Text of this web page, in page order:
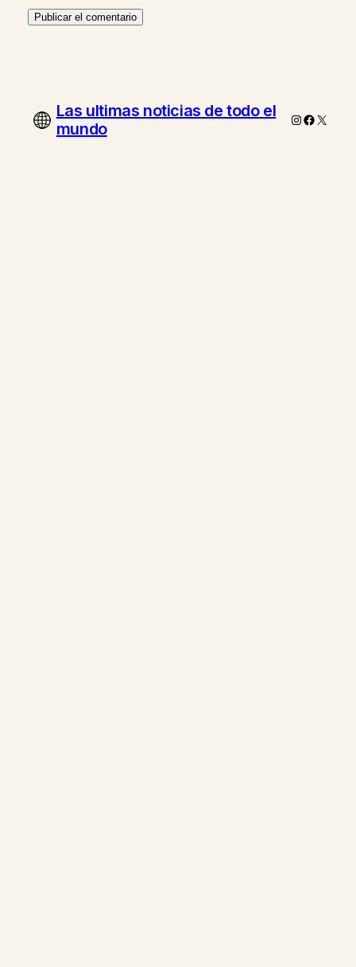
Las ultimas noticias de todo el
mundo
Instagram
X